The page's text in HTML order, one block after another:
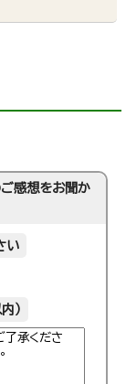
ご感想をお聞か
い
）